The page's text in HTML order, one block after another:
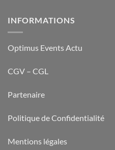
INFORMATIONS
Optimus Events Actu
CGV – CGL
Partenaire
Politique de Confidentialité
Mentions légales